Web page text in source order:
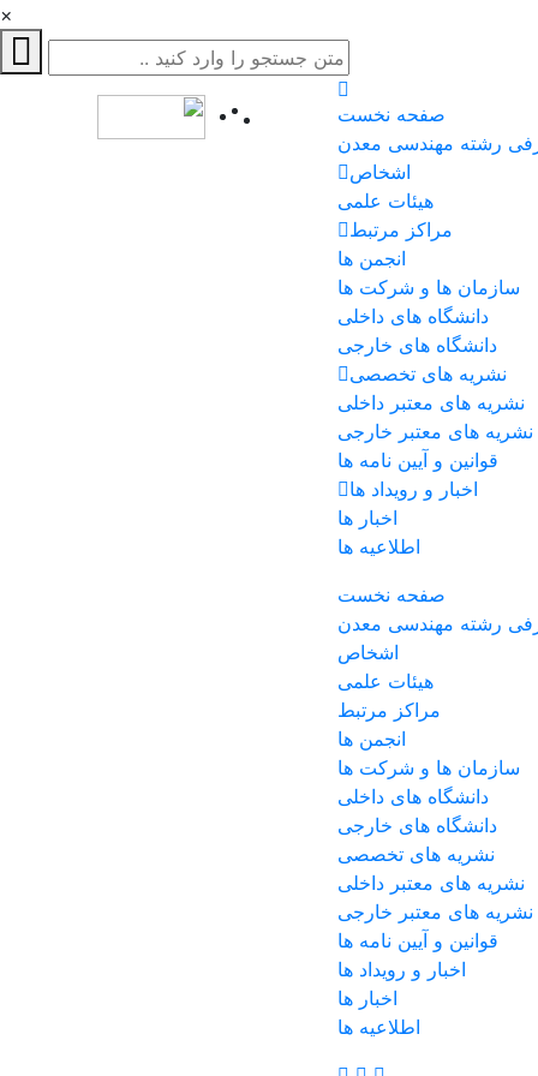
×
صفحه نخست
رشته مهندسی معدن
اشخاص
هیئات علمی
مراکز مرتبط
انجمن ها
سازمان ها و شرکت ها
دانشگاه های داخلی
دانشگاه های خارجی
نشریه های تخصصی
نشریه های معتبر داخلی
نشریه های معتبر خارجی
قوانین و آیین نامه ها
اخبار و رویداد ها
اخبار ها
اطلاعیه ها
صفحه نخست
رشته مهندسی معدن
اشخاص
هیئات علمی
مراکز مرتبط
انجمن ها
سازمان ها و شرکت ها
دانشگاه های داخلی
دانشگاه های خارجی
نشریه های تخصصی
نشریه های معتبر داخلی
نشریه های معتبر خارجی
قوانین و آیین نامه ها
اخبار و رویداد ها
اخبار ها
اطلاعیه ها